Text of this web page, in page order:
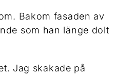
Bakom fasaden av
som han länge dolt
Jag skakade på